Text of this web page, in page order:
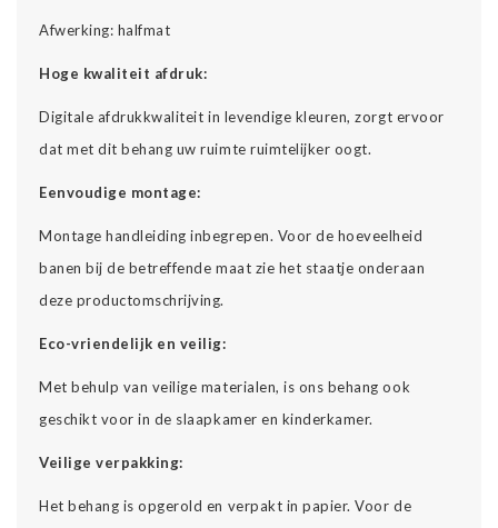
Afwerking: halfmat
Hoge kwaliteit afdruk:
Digitale afdrukkwaliteit in levendige kleuren, zorgt ervoor
dat met dit behang uw ruimte ruimtelijker oogt.
Eenvoudige montage:
Montage handleiding inbegrepen. Voor de hoeveelheid
banen bij de betreffende maat zie het staatje onderaan
deze productomschrijving.
Eco-vriendelijk en veilig:
Met behulp van veilige materialen, is ons behang ook
geschikt voor in de slaapkamer en kinderkamer.
Veilige verpakking:
Het behang is opgerold en verpakt in papier. Voor de